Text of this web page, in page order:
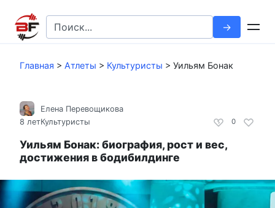
контенту
Search
for:
Главная > Атлеты > Культуристы > Уильям Бонак
0
Елена Перевощикова
8 летКультуристы
Уильям Бонак: биография, рост и вес,
достижения в бодибилдинге